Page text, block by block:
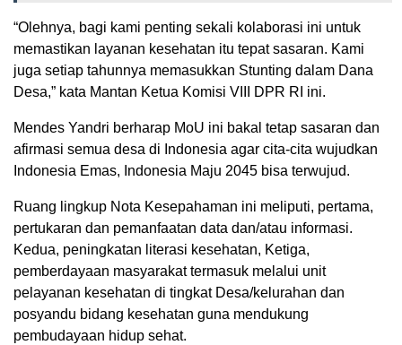
“Olehnya, bagi kami penting sekali kolaborasi ini untuk
memastikan layanan kesehatan itu tepat sasaran. Kami
juga setiap tahunnya memasukkan Stunting dalam Dana
Desa,” kata Mantan Ketua Komisi VIII DPR RI ini.
Mendes Yandri berharap MoU ini bakal tetap sasaran dan
afirmasi semua desa di Indonesia agar cita-cita wujudkan
Indonesia Emas, Indonesia Maju 2045 bisa terwujud.
Ruang lingkup Nota Kesepahaman ini meliputi, pertama,
pertukaran dan pemanfaatan data dan/atau informasi.
Kedua, peningkatan literasi kesehatan, Ketiga,
pemberdayaan masyarakat termasuk melalui unit
pelayanan kesehatan di tingkat Desa/kelurahan dan
posyandu bidang kesehatan guna mendukung
pembudayaan hidup sehat.